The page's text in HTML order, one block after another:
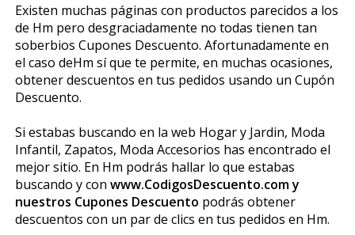
Existen muchas páginas con productos parecidos a los
de Hm pero desgraciadamente no todas tienen tan
soberbios Cupones Descuento. Afortunadamente en
el caso deHm sí que te permite, en muchas ocasiones,
obtener descuentos en tus pedidos usando un Cupón
Descuento.
Si estabas buscando en la web Hogar y Jardin, Moda
Infantil, Zapatos, Moda Accesorios has encontrado el
mejor sitio. En Hm podrás hallar lo que estabas
buscando y con www.CodigosDescuento.com y
nuestros Cupones Descuento podrás obtener
descuentos con un par de clics en tus pedidos en Hm.